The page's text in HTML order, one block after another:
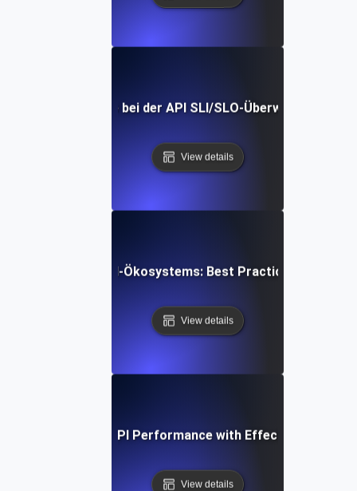
Fallstricke bei der API SLI/SLO-Überwachung:
View details
API-Ökosystems: Best Practices für
View details
Study: Boosting API Performance with Effective SLI/
View details